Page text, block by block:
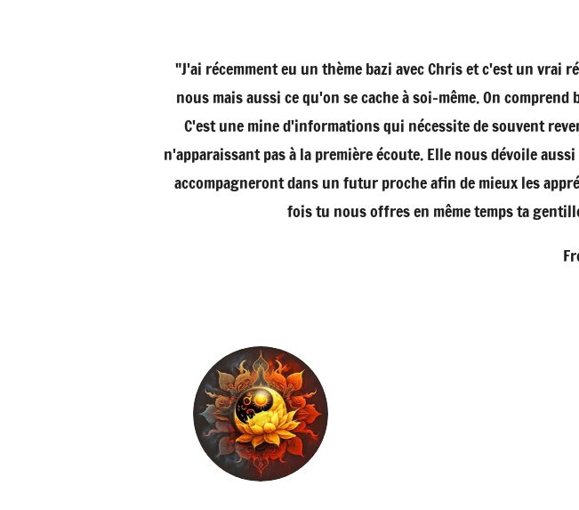
"J'ai récemment eu un thème bazi avec Chris et c'est un vrai
nous mais aussi ce qu'on se cache à soi-même. On
C'est une mine d'informations qui nécessite de souvent
n'apparaissant pas à la première écoute. Elle nous dévoile
accompagneront dans un futur proche afin de mieux les
fois tu nous offres en même temps ta